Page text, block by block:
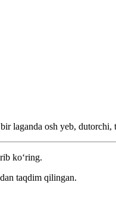
laganda osh yeb,
ko‘ring.
taqdim qilingan.